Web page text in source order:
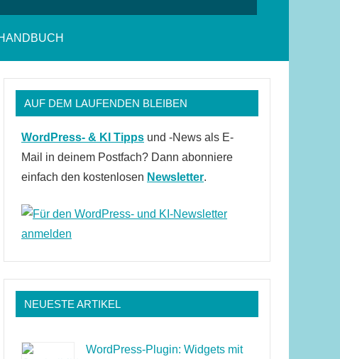
AUF DEM LAUFENDEN BLEIBEN
WordPress- & KI Tipps und -News als E-
Mail in deinem Postfach? Dann abonniere
einfach den kostenlosen Newsletter.
NEUESTE ARTIKEL
WordPress-Plugin: Widgets mit